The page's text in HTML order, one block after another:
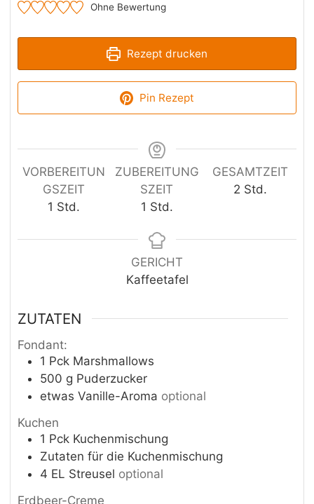
Ohne Bewertung
Rezept drucken
Pin Rezept
VORBEREITUN
GSZEIT
1 Stunde
Std.
ZUBEREITUNG
SZEIT
1 Stunde
Std.
GESAMTZEIT
2Stunden
Std.
GERICHT
Kaffeetafel
ZUTATEN
Fondant:
1 Pck Marshmallows
500 g Puderzucker
etwasVanille-Aroma optional
Kuchen
1 Pck Kuchenmischung
Zutaten für die Kuchenmischung
4 EL Streusel optional
Erdbeer-Creme